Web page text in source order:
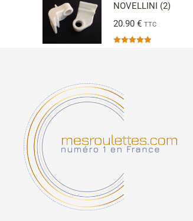
NOVELLINI (2)
20.90 € TTC